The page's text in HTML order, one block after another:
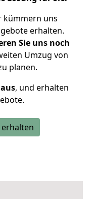
kümmern uns
erhalten.
Sie uns noch
Umzug von
planen.
, und erhalten